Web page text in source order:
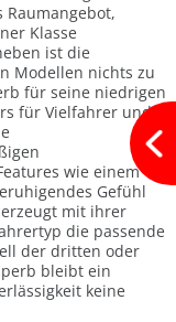
Klasse
ist die
Modellen nichts zu
für seine niedrigen
für Vielfahrer und
wie einem
Gefühl
mit ihrer
die passende
der dritten oder
bleibt ein
keine